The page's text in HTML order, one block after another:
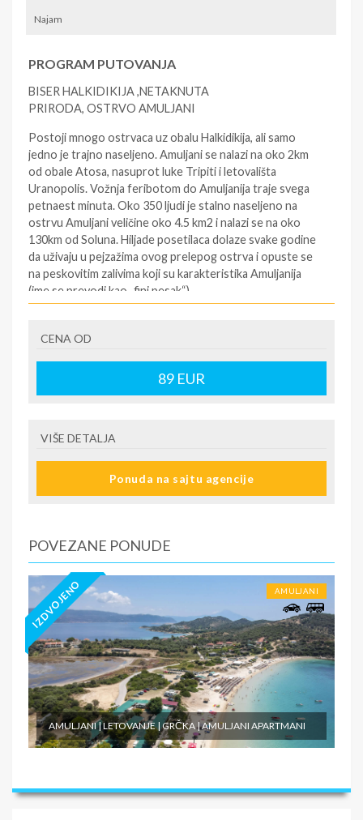
Najam
PROGRAM PUTOVANJA
BISER HALKIDIKIJA ,NETAKNUTA
PRIRODA, OSTRVO AMULJANI
Postoji mnogo ostrvaca uz obalu Halkidikija, ali samo
jedno je trajno naseljeno. Amuljani se nalazi na oko 2km
od obale Atosa, nasuprot luke Tripiti i letovališta
Uranopolis. Vožnja feribotom do Amuljanija traje svega
petnaest minuta. Oko 350 ljudi je stalno naseljeno na
ostrvu Amuljani veličine oko 4.5 km2 i nalazi se na oko
130km od Soluna. Hiljade posetilaca dolaze svake godine
da uživaju u pejzažima ovog prelepog ostrva i opuste se
na peskovitim zalivima koji su karakteristika Amuljanija
(ime se prevodi kao „fini pesak“)
11 dana / 10 nocenja
U CENU JE UKLJUČENO
U CENU NIJE UKLJUČENO
CENA OD
89 EUR
VIŠE DETALJA
Ponuda na sajtu agencije
POVEZANE PONUDE
IZDVOJENO AMULJANI
AMULJANI | LETOVANJE | GRČKA | AMULJANI APARTMANI